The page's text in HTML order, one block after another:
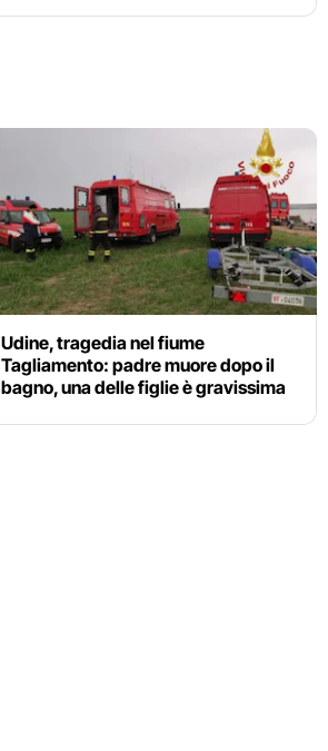
Udine, tragedia nel fiume
Tagliamento: padre muore dopo il
bagno, una delle figlie è gravissima